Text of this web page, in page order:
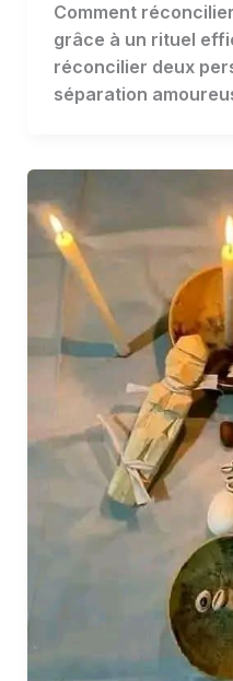
Comment
grâce à un rituel
réconcilier deux
séparation